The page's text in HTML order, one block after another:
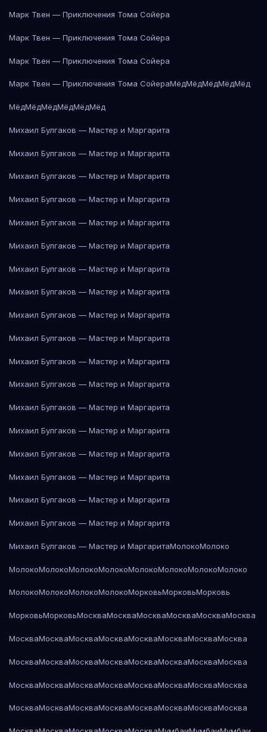
Марк Твен — Приключения Тома Сойера
Марк Твен — Приключения Тома Сойера
Марк Твен — Приключения Тома Сойера
Марк Твен — Приключения Тома СойераМёдМёдМёдМёдМёд
МёдМёдМёдМёдМёдМёд
Михаил Булгаков — Мастер и Маргарита
Михаил Булгаков — Мастер и Маргарита
Михаил Булгаков — Мастер и Маргарита
Михаил Булгаков — Мастер и Маргарита
Михаил Булгаков — Мастер и Маргарита
Михаил Булгаков — Мастер и Маргарита
Михаил Булгаков — Мастер и Маргарита
Михаил Булгаков — Мастер и Маргарита
Михаил Булгаков — Мастер и Маргарита
Михаил Булгаков — Мастер и Маргарита
Михаил Булгаков — Мастер и Маргарита
Михаил Булгаков — Мастер и Маргарита
Михаил Булгаков — Мастер и Маргарита
Михаил Булгаков — Мастер и Маргарита
Михаил Булгаков — Мастер и Маргарита
Михаил Булгаков — Мастер и Маргарита
Михаил Булгаков — Мастер и Маргарита
Михаил Булгаков — Мастер и Маргарита
Михаил Булгаков — Мастер и МаргаритаМолокоМолоко
МолокоМолокоМолокоМолокоМолокоМолокоМолокоМолоко
МолокоМолокоМолокоМолокоМорковьМорковьМорковь
МорковьМорковьМоскваМоскваМоскваМоскваМоскваМосква
МоскваМоскваМоскваМоскваМоскваМоскваМоскваМосква
МоскваМоскваМоскваМоскваМоскваМоскваМоскваМосква
МоскваМоскваМоскваМоскваМоскваМоскваМоскваМосква
МоскваМоскваМоскваМоскваМоскваМоскваМоскваМосква